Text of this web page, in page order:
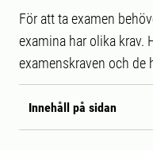
För att ta examen
examina har olika krav.
examenskraven och de
Innehåll på sidan